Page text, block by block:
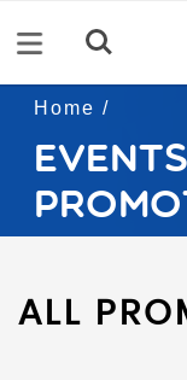
Home /
ALL